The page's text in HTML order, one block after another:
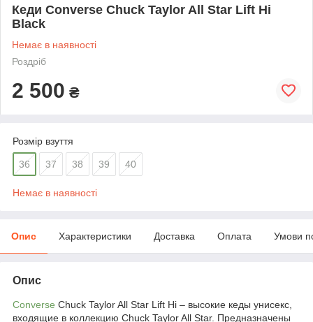
Кеди Converse Chuck Taylor All Star Lift Hi
Black
Немає в наявності
Роздріб
2 500 ₴
Розмір взуття
36 37 38 39 40
Немає в наявності
Опис Характеристики Доставка Оплата Умови
Опис
Converse Chuck Taylor All Star Lift Hi – высокие кеды унисекс,
входящие в коллекцию Chuck Taylor All Star. Предназначены